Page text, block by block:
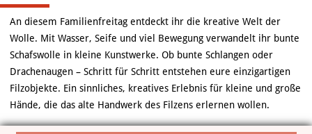
KUNST-VERMITTLUNG
ÜBER UNS
An diesem Familienfreitag entdeckt ihr die kreative Welt der
Wolle. Mit Wasser, Seife und viel Bewegung verwandelt ihr bunte
Schafswolle in kleine Kunstwerke. Ob bunte Schlangen oder
Drachenaugen – Schritt für Schritt entstehen eure einzigartigen
Filzobjekte. Ein sinnliches, kreatives Erlebnis für kleine und große
Hände, die das alte Handwerk des Filzens erlernen wollen.